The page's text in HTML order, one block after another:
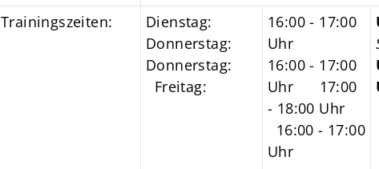
Trainingszeiten:
Dienstag:
Donnerstag:
Donnerstag:
Freitag:
16:00 - 17:00
Uhr
16:00 - 17:00
Uhr 17:00
- 18:00 Uhr
16:00 - 17:00
Uhr